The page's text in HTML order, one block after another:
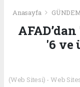
Anasayfa
'6 ve
(Web Sitesi) - Web